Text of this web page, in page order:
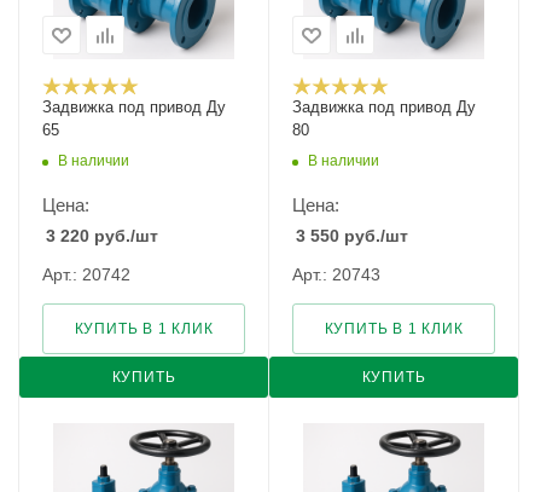
Задвижка под привод Ду
65
В наличии
Цена:
3 220 руб./шт
Арт.: 20742
КУПИТЬ
КУПИТЬ В 1 КЛИК
Задвижка под привод Ду
80
В наличии
Цена:
3 550 руб./шт
Арт.: 20743
КУПИТЬ
КУПИТЬ В 1 КЛИК